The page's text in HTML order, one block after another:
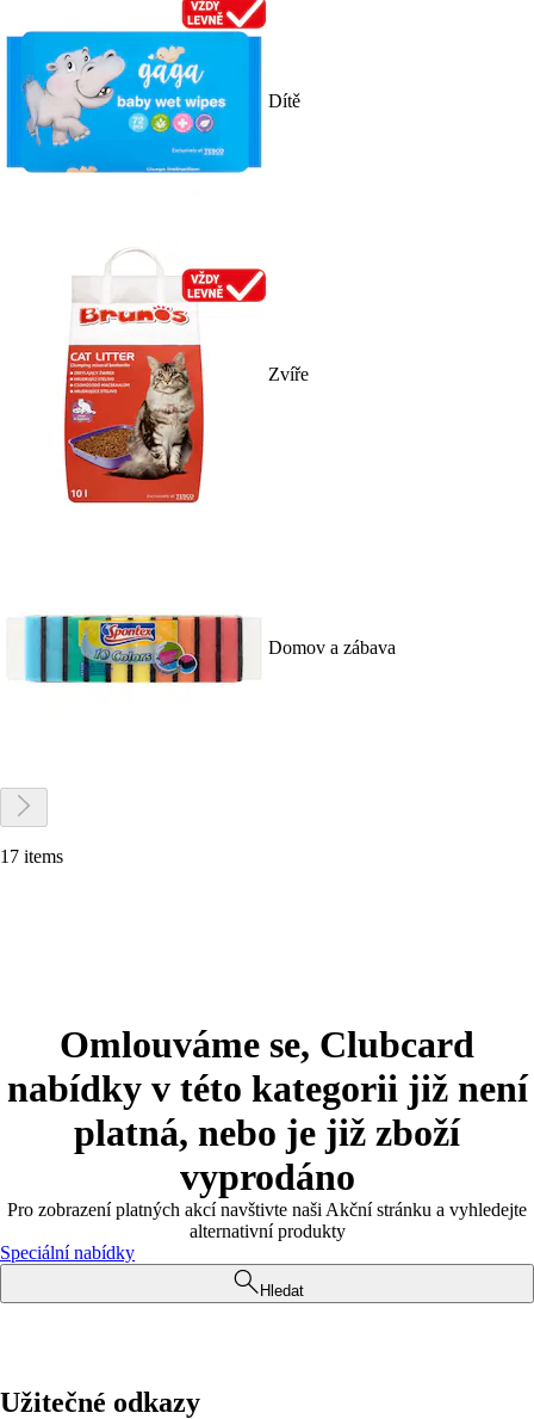
Dítě
Zvíře
Domov a zábava
17 items
Omlouváme se, Clubcard
nabídky v této kategorii již není
platná, nebo je již zboží
vyprodáno
Pro zobrazení platných akcí navštivte naši Akční stránku a vyhledejte
alternativní produkty
Speciální nabídky
Hledat
Užitečné odkazy